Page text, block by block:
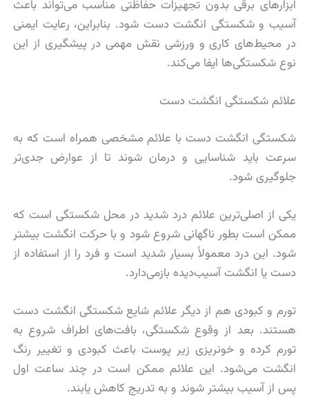
ابزارهای برقی بدون تجهیزات حفاظتی مناسب می‌تواند باعث
آسیب و شکستگی انگشت دست شود. بنابراین، رعایت ایمنی
در محیط‌های کاری و ورزشی نقش مهمی در پیشگیری از این
نوع شکستگی‌ها ایفا می‌کند.
علائم شکستگی انگشت دست
شکستگی انگشت دست با علائم مشخصی همراه است که به
سرعت باید شناسایی و درمان شوند تا از عوارض جدی‌تر
جلوگیری شود.
یکی از اصلی‌ترین علائم درد شدید در محل شکستگی است که
ممکن است بطور ناگهانی شروع شود و با حرکت انگشت بیشتر
شود. این درد معمولاً بسیار شدید است و فرد را از استفاده از
دست یا انگشت آسیب‌دیده بازمی‌دارد.
تورم و کبودی هم از دیگر علائم شایع شکستگی انگشت دست
هستند. بعد از وقوع شکستگی، بافت‌های اطراف شروع به
تورم کرده و خونریزی زیر پوست باعث کبودی و تغییر رنگ
انگشت می‌شود. این علائم ممکن است در چند ساعت اول
پس از آسیب بیشتر شوند و به تدریج کاهش یابند.